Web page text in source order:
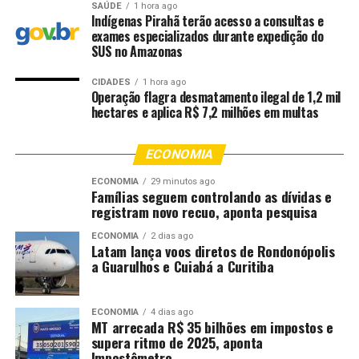
pagamento”, destacou.
David também afirmou que a entidade está
acompanhando as denúncias e dialogando com
empresários e autoridades para buscar medidas de
combate às fraudes.
reforçando o alerta à população. É importante que os
consumidores desconfiem de ofertas muito vantajosas e
evitem realizar transferências sem verificar a
autenticidade da negociação”, acrescentou.
Orientações para evitar golpes
A FCDL Mato Grosso orienta consumidores a adotarem
WhatsApp:
SAÚDE 1 hora ago
Indígenas Pirahã terão acesso a consultas e
exames especializados durante expedição do
SUS no Amazonas
CIDADES 1 hora ago
Operação flagra desmatamento ilegal de 1,2 mil
hectares e aplica R$ 7,2 milhões em multas
ECONOMIA
ECONOMIA 29 minutos ago
Famílias seguem controlando as dívidas e
registram novo recuo, aponta pesquisa
ECONOMIA 2 dias ago
Latam lança voos diretos de Rondonópolis
a Guarulhos e Cuiabá a Curitiba
ECONOMIA 4 dias ago
MT arrecada R$ 35 bilhões em impostos e
supera ritmo de 2025, aponta